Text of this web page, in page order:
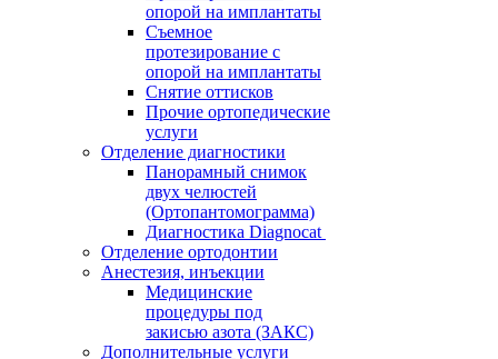
опорой на имплантаты
Съемное
протезирование с
опорой на имплантаты
Снятие оттисков
Прочие ортопедические
услуги
Отделение диагностики
Панорамный снимок
двух челюстей
(Ортопантомограмма)
Диагностика Diagnocat
Отделение ортодонтии
Анестезия, инъекции
Медицинские
процедуры под
закисью азота (ЗАКС)
Дополнительные услуги